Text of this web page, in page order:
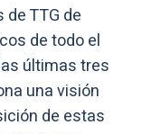
TTG de
de todo el
últimas tres
una visión
de estas